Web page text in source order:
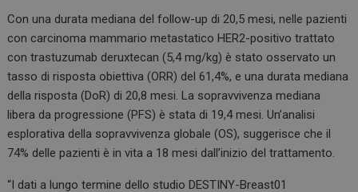
Con una durata mediana del follow-up di 20,5 mesi, nelle pazienti
con carcinoma mammario metastatico HER2-positivo trattato
con trastuzumab deruxtecan (5,4 mg/kg) è stato osservato un
tasso di risposta obiettiva (ORR) del 61,4%, e una durata mediana
della risposta (DoR) di 20,8 mesi. La sopravvivenza mediana
libera da progressione (PFS) è stata di 19,4 mesi. Un’analisi
esplorativa della sopravvivenza globale (OS), suggerisce che il
74% delle pazienti è in vita a 18 mesi dall’inizio del trattamento.
“I dati a lungo termine dello studio DESTINY-Breast01